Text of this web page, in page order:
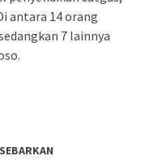
antara 14 orang
7 lainnya
SEBARKAN